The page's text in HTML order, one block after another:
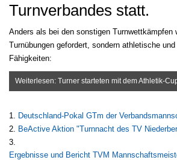
Turnverbandes statt.
Anders als bei den sonstigen Turnwettkämpfen
Turnübungen gefordert, sondern athletische
Fähigkeiten:
Weiterlesen: Turner starteten mit dem Athletik-
Deutschland-Pokal GTm der
BeActive Aktion "Turnnacht des TV
Ergebnisse und Bericht TVM